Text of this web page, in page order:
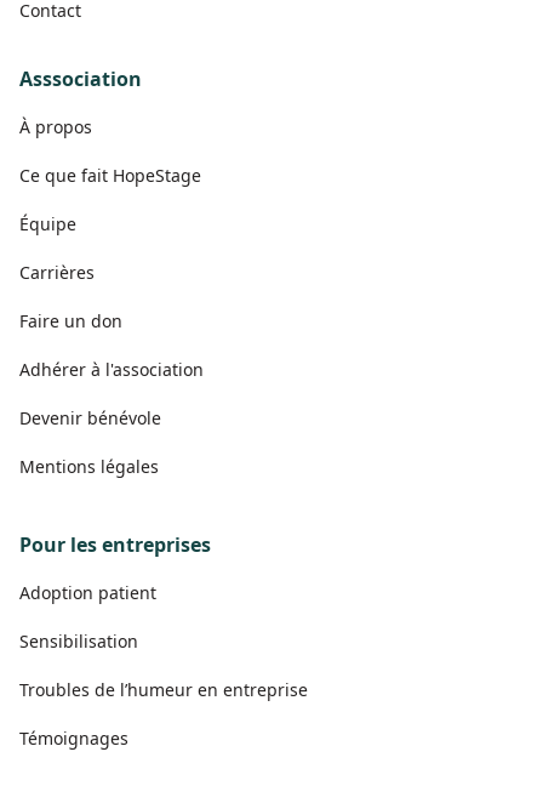
Contact
Asssociation
À propos
Ce que fait HopeStage
Équipe
Carrières
Faire un don
Adhérer à l'association
Devenir bénévole
Mentions légales
Pour les entreprises
Adoption patient
Sensibilisation
Troubles de l’humeur en entreprise
Témoignages